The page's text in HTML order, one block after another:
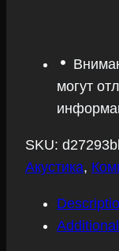
могут
SKU:
Акустика,